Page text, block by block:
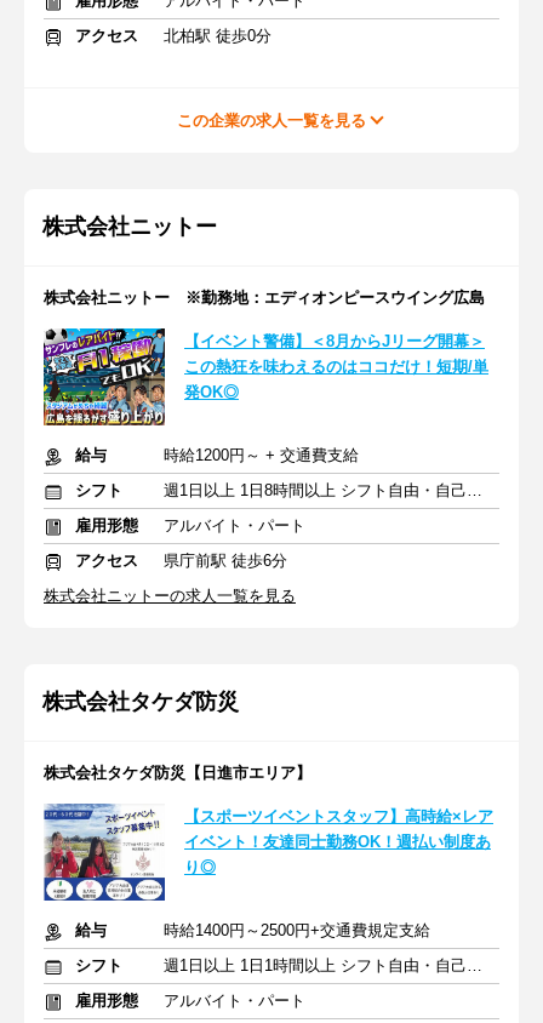
アクセス
北柏駅 徒歩0分
この企業の求人一覧を見る
株式会社ニットー
株式会社ニットー ※勤務地：エディオンピースウイング広島
【イベント警備】＜8月からJリーグ開幕＞
この熱狂を味わえるのはココだけ！短期/単
発OK◎
給与
時給1200円～ + 交通費支給
シフト
週1日以上 1日8時間以上 シフト自由・自己申告
雇用形態
アルバイト・パート
アクセス
県庁前駅 徒歩6分
株式会社ニットーの求人一覧を見る
株式会社タケダ防災
株式会社タケダ防災【日進市エリア】
【スポーツイベントスタッフ】高時給×レア
イベント！友達同士勤務OK！週払い制度あ
り◎
給与
時給1400円～2500円+交通費規定支給
シフト
週1日以上 1日1時間以上 シフト自由・自己申告
雇用形態
アルバイト・パート